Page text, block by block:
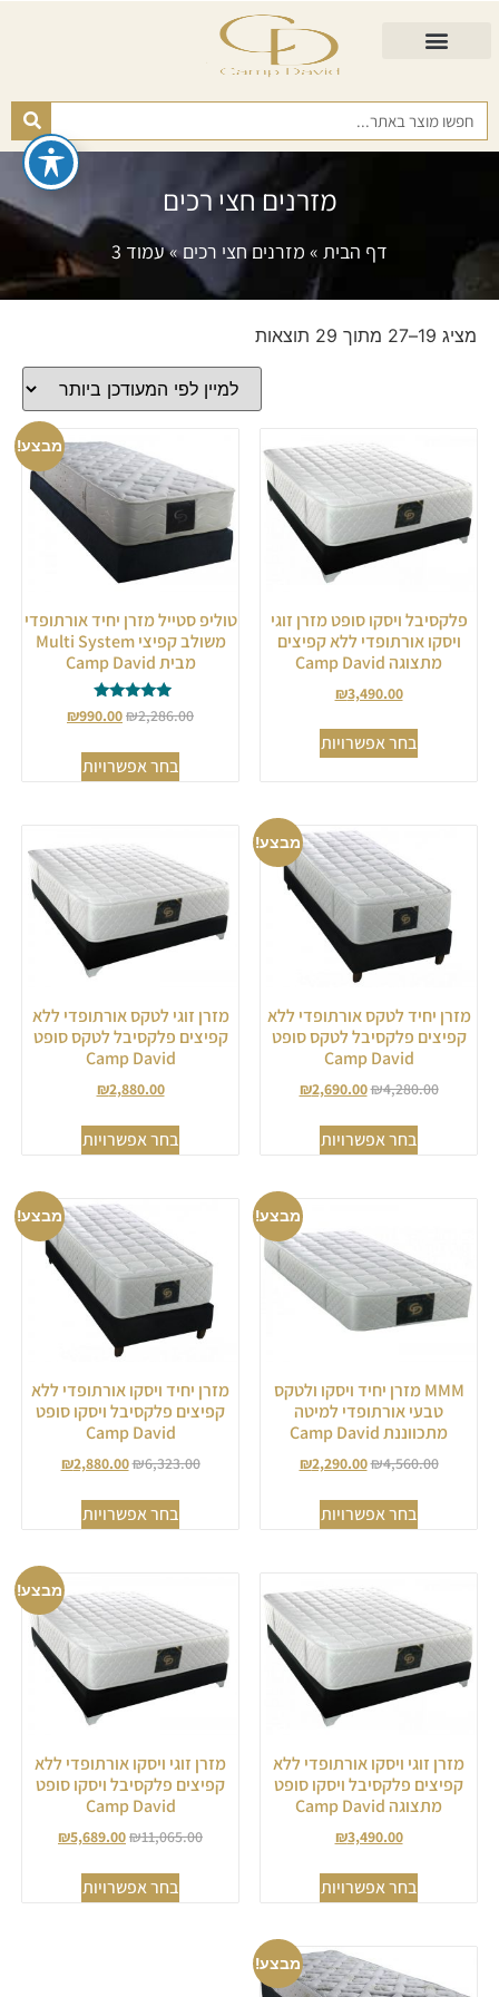
מזרנים חצי רכים
דף הבית » מזרנים חצי רכים»עמוד 3
מציג 19–27 מתוך 29 תוצאות
פלקסיבל ויסקו סופט מזרן זוגי
ויסקו אורתופדי ללא קפיצים
מתצוגה Camp David
₪3,490.00
בחר אפשרויות
מבצע!
טוליפ סטייל מזרן יחיד אורתופדי
משולב קפיצי Multi System
מבית Camp David
דורג
5.00
₪2,286.00
₪990.00
בחר אפשרויות
מבצע!
מזרן יחיד לטקס אורתופדי ללא
קפיצים פלקסיבל לטקס סופט
Camp David
₪4,280.00
₪2,690.00
בחר אפשרויות
מזרן זוגי לטקס אורתופדי ללא
קפיצים פלקסיבל לטקס סופט
Camp David
₪2,880.00
בחר אפשרויות
מבצע!
MMM מזרן יחיד ויסקו ולטקס
טבעי אורתופדי למיטה
מתכווננת Camp David
₪4,560.00
₪2,290.00
בחר אפשרויות
מבצע!
מזרן יחיד ויסקו אורתופדי ללא
קפיצים פלקסיבל ויסקו סופט
Camp David
₪6,323.00
₪2,880.00
בחר אפשרויות
מזרן זוגי ויסקו אורתופדי ללא
קפיצים פלקסיבל ויסקו סופט
מתצוגה Camp David
₪3,490.00
בחר אפשרויות
מבצע!
מזרן זוגי ויסקו אורתופדי ללא
קפיצים פלקסיבל ויסקו סופט
Camp David
₪11,065.00
₪5,689.00
בחר אפשרויות
מבצע!